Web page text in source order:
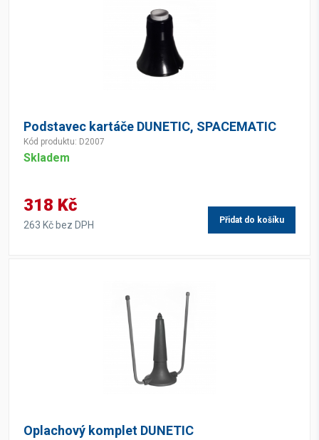
Podstavec kartáče DUNETIC, SPACEMATIC
Kód produktu: D2007
Skladem
318 Kč
263 Kč bez DPH Přidat do košíku
Oplachový komplet DUNETIC